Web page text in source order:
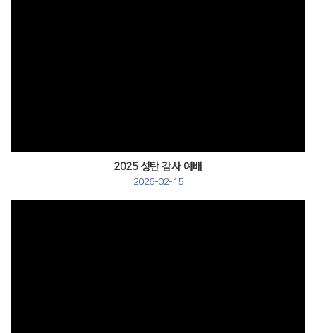
2025 성탄 감사 예배
2026-02-15